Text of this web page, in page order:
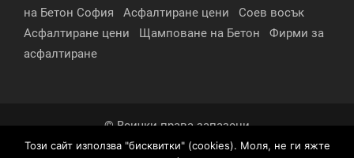
на Бетон София
Асфалтиране цени
Соев восък
Асфалтиране цени
Щамповане на Бетон
Фирми за
асфалтиране
© Всички права запазени
За нас
Контакти Реклама Партньори
Този сайт използва "бисквитки" (cookies). Моля, не ги яжте